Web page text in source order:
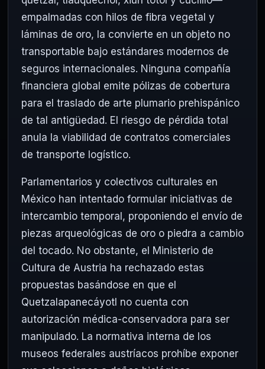
empalmadas con hilos de fibra vegetal y
láminas de oro, la convierte en un objeto no
transportable bajo estándares modernos de
seguros internacionales. Ninguna compañía
financiera global emite pólizas de cobertura
para el traslado de arte plumario prehispánico
de tal antigüedad. El riesgo de pérdida total
anula la viabilidad de contratos comerciales
de transporte logístico.
Parlamentarios y colectivos culturales en
México han intentado formular iniciativas de
intercambio temporal, proponiendo el envío de
piezas arqueológicas de oro o piedra a cambio
del tocado. No obstante, el Ministerio de
Cultura de Austria ha rechazado estas
propuestas basándose en que el
Quetzalapanecáyotl no cuenta con
autorización médica-conservadora para ser
manipulado. La normativa interna de los
museos federales austríacos prohíbe exponer